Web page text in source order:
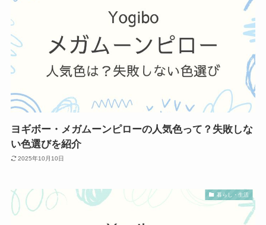
ヨギボー・メガムーンピローの人気色って？失敗しな
い色選びを紹介
2025年10月10日
暮らし・生活